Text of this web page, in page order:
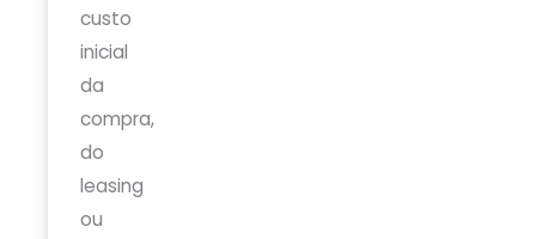
custo
inicial
da
compra,
do
leasing
ou